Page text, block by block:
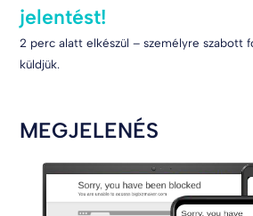
jelentést!
2 perc alatt elkészül – személyre szabott
küldjük.
MEGJELENÉS